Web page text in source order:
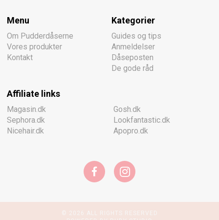
Menu
Om Pudderdåserne
Vores produkter
Kontakt
Kategorier
Guides og tips
Anmeldelser
Dåseposten
De gode råd
Affiliate links
Magasin.dk
Sephora.dk
Nicehair.dk
Gosh.dk
Lookfantastic.dk
Apopro.dk
© 2026 ALL RIGHTS RESERVED